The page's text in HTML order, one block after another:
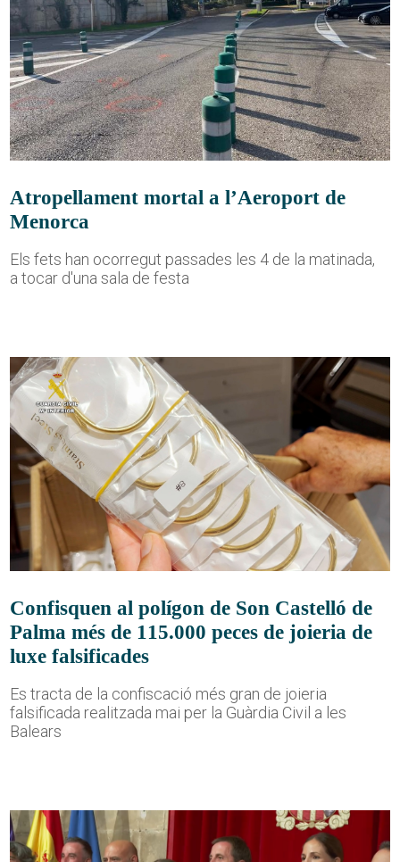
Atropellament mortal a l’Aeroport de
Menorca
Els fets han ocorregut passades les 4 de la matinada,
a tocar d'una sala de festa
Confisquen al polígon de Son Castelló de
Palma més de 115.000 peces de joieria de
luxe falsificades
Es tracta de la confiscació més gran de joieria
falsificada realitzada mai per la Guàrdia Civil a les
Balears